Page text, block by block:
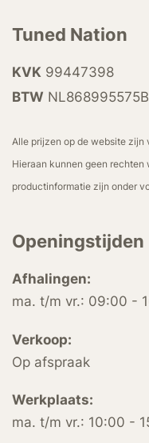
Tuned Nation
KVK 99447398
BTW
Alle prijzen op de website zijn
Hieraan kunnen geen rechten
productinformatie zijn onder
Openingstijden
Afhalingen:
ma. t/m vr.: 09:00 -
Verkoop:
Op afspraak
Werkplaats:
ma. t/m vr.: 10:00 -